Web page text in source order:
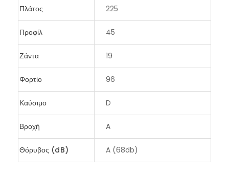
Πλάτος 225
Προφίλ 45
Ζάντα 19
Φορτίο 96
Καύσιμο D
Βροχή A
Θόρυβος (dB) A (68db)